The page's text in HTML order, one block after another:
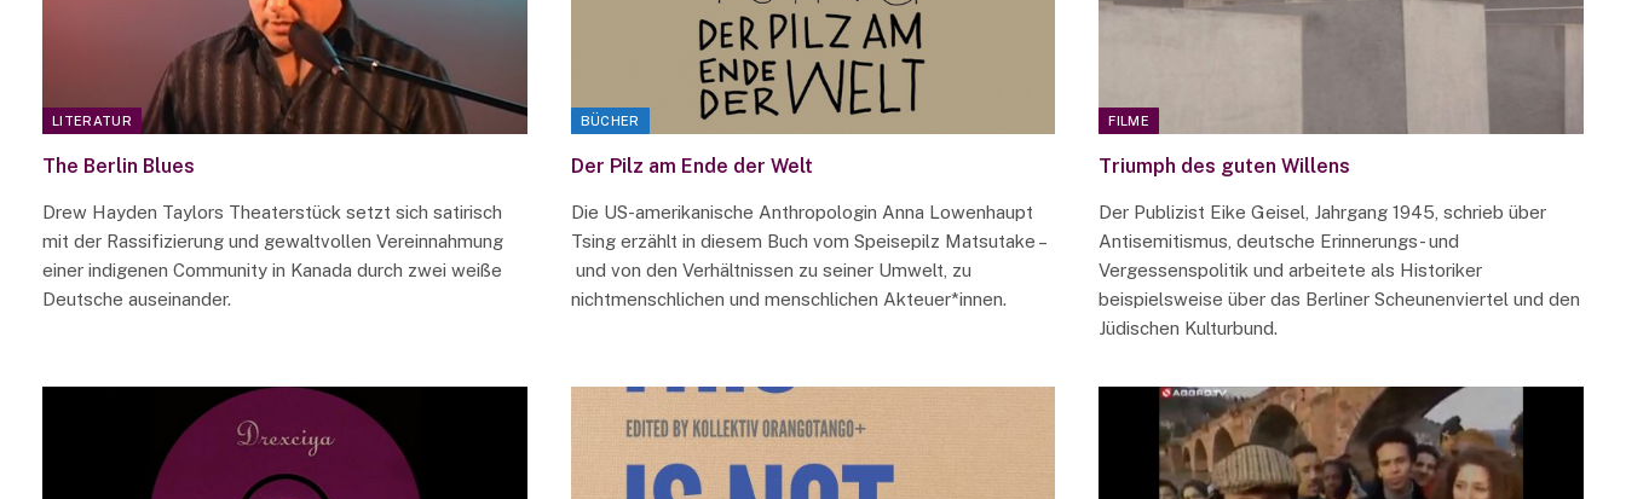
LITERATUR
The Berlin Blues
Drew Hayden Taylors Theaterstück setzt sich satirisch
mit der Rassifizierung und gewaltvollen Vereinnahmung
einer indigenen Community in Kanada durch zwei weiße
Deutsche auseinander.
BÜCHER
Der Pilz am Ende der Welt
Die US-amerikanische Anthropologin Anna Lowenhaupt
Tsing erzählt in diesem Buch vom Speisepilz Matsutake –
und von den Verhältnissen zu seiner Umwelt, zu
nichtmenschlichen und menschlichen Akteuer*innen.
FILME
Triumph des guten Willens
Der Publizist Eike Geisel, Jahrgang 1945, schrieb über
Antisemitismus, deutsche Erinnerungs- und
Vergessenspolitik und arbeitete als Historiker
beispielsweise über das Berliner Scheunenviertel und den
Jüdischen Kulturbund.